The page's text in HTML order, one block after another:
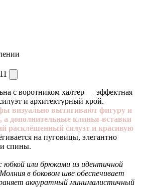
с воротником халтер — эффектная
и архитектурный крой.
визуально вытягивают фигуру и
дополнительные клинья-вставки
расклёшенный силуэт и красивую
на пуговицы, элегантно
спины.
юбкой или брюками из идентичной
Молния в боковом шве обеспечивает
аккуратный минималистичный